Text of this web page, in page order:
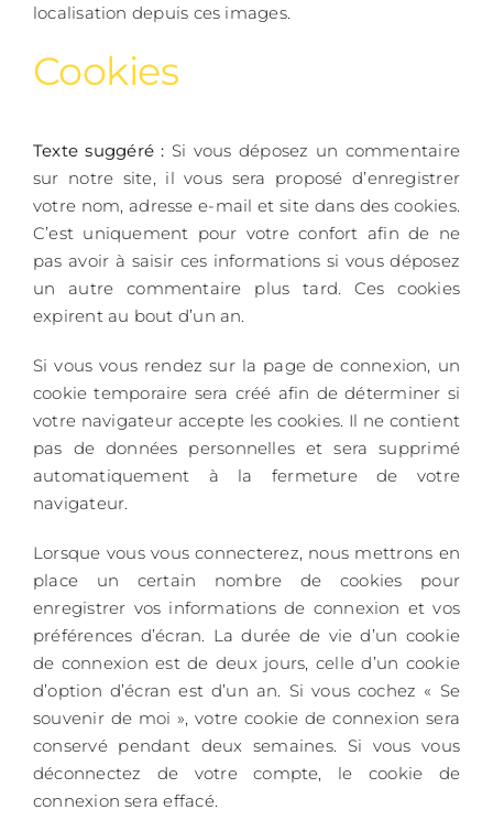
localisation depuis ces images.
Cookies
Texte suggéré : Si vous déposez un commentaire
sur notre site, il vous sera proposé d’enregistrer
votre nom, adresse e-mail et site dans des cookies.
C’est uniquement pour votre confort afin de ne
pas avoir à saisir ces informations si vous déposez
un autre commentaire plus tard. Ces cookies
expirent au bout d’un an.
Si vous vous rendez sur la page de connexion, un
cookie temporaire sera créé afin de déterminer si
votre navigateur accepte les cookies. Il ne contient
pas de données personnelles et sera supprimé
automatiquement à la fermeture de votre
navigateur.
Lorsque vous vous connecterez, nous mettrons en
place un certain nombre de cookies pour
enregistrer vos informations de connexion et vos
préférences d’écran. La durée de vie d’un cookie
de connexion est de deux jours, celle d’un cookie
d’option d’écran est d’un an. Si vous cochez « Se
souvenir de moi », votre cookie de connexion sera
conservé pendant deux semaines. Si vous vous
déconnectez de votre compte, le cookie de
connexion sera effacé.